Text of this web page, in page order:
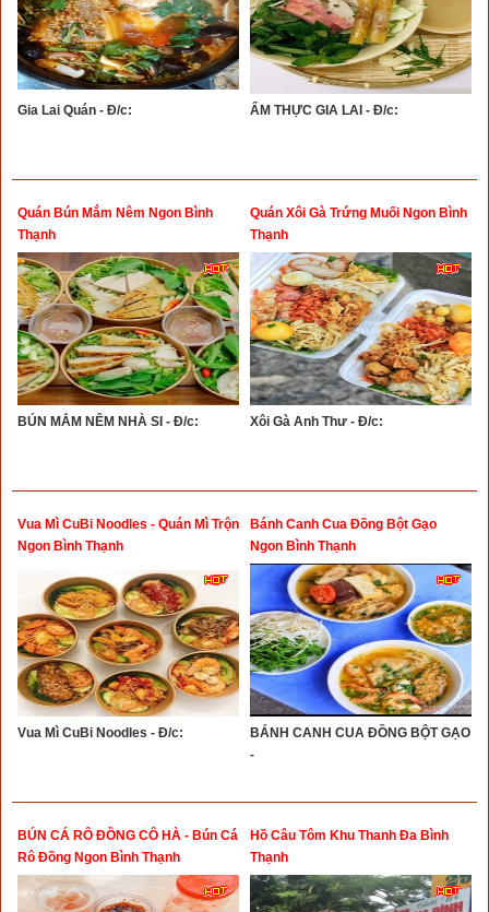
Gia Lai Quán - Đ/c: ẨM THỰC GIA LAI - Đ/c:
Quán Bún Mắm Nêm Ngon Bình
Thạnh
BÚN MẮM NÊM NHÀ SI - Đ/c:
Quán Xôi Gà Trứng Muối Ngon Bình
Thạnh
Xôi Gà Anh Thư - Đ/c:
Vua Mì CuBi Noodles - Quán Mì Trộn
Ngon Bình Thạnh
Vua Mì CuBi Noodles - Đ/c:
Bánh Canh Cua Đồng Bột Gạo
Ngon Bình Thạnh
BÁNH CANH CUA ĐỒNG BỘT GẠO
-
BÚN CÁ RÔ ĐỒNG CÔ HÀ - Bún Cá
Rô Đồng Ngon Bình Thạnh
Hồ Câu Tôm Khu Thanh Đa Bình
Thạnh